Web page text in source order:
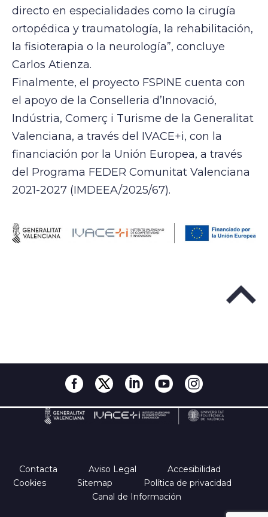
directo en especialidades como la cirugía
ortopédica y traumatología, la rehabilitación,
la fisioterapia o la neurología”, concluye
Carlos Atienza.
Finalmente, el proyecto FSPINE cuenta con
el apoyo de la Conselleria d’Innovació,
Indústria, Comerç i Turisme de la Generalitat
Valenciana, a través del IVACE+i, con la
financiación por la Unión Europea, a través
del Programa FEDER Comunitat Valenciana
2021-2027 (IMDEEA/2025/67).
Contacta Aviso Legal
Accesibilidad
Cookies
Sitemap
Política de privacidad
Canal de Información